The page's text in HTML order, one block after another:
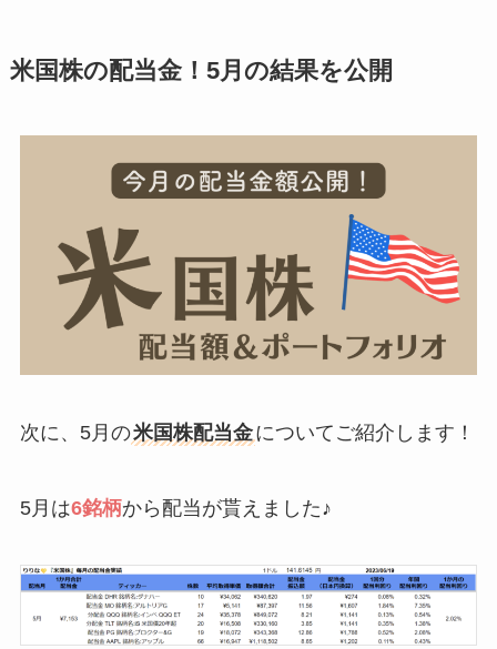
米国株の配当金！5月の結果を公開
次に、5月の米国株配当金についてご紹介します！
5月は6銘柄から配当が貰えました♪